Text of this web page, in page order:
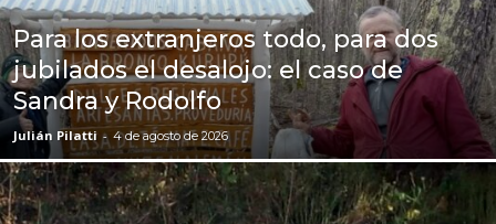
Para los extranjeros todo, para dos
jubilados el desalojo: el caso de
Sandra y Rodolfo
Julián Pilatti - 4 de agosto de 2026